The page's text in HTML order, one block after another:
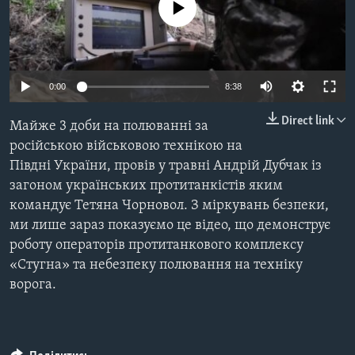
СУСПІЛЬСТВО
ЕКОНОМІКА
ІСТОРІЇ УСПІХУ УКРАЇНЦІВ
ТЕЛЕПРОГРАМИ
ЧАС-TIME
БРИФІНГ ГОЛОСУ АМЕРИКИ
СТУДІЯ ВАШИНГТОН
ВІКНО В АМЕРИКУ
ПРАЙМ-ТАЙМ
ПОГЛЯД З ВАШИНГТОНА
ENGLISH
Learning English
МИ В СОЦМЕРЕЖАХ
Мови
No media source currently available
0:00 8:38
Direct link
Майже 3 доби на полюванні за
російською військовою технікою на
Півдні України, провів у травні Андрій Дубчак із
загоном українських протитанкістів яким
командує Тетяна Чорновол. З міркувань безпеки,
ми лише зараз показуємо це відео, що демонструє
роботу операторів протитанкового комплексу
«Стугна» та небезпеку полювання на техніку
ворога.